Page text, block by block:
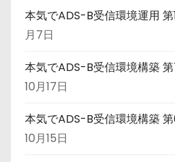
本気でADS-B受信環境運用
月7日
本気でADS-B受信環境構築
10月17日
本気でADS-B受信環境構築
10月15日